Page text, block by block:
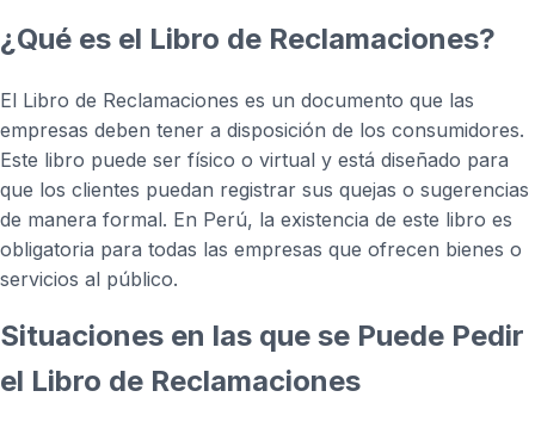
¿Qué es el Libro de Reclamaciones?
El Libro de Reclamaciones es un documento que las
empresas deben tener a disposición de los consumidores.
Este libro puede ser físico o virtual y está diseñado para
que los clientes puedan registrar sus quejas o sugerencias
de manera formal. En Perú, la existencia de este libro es
obligatoria para todas las empresas que ofrecen bienes o
servicios al público.
Situaciones en las que se Puede Pedir
el Libro de Reclamaciones